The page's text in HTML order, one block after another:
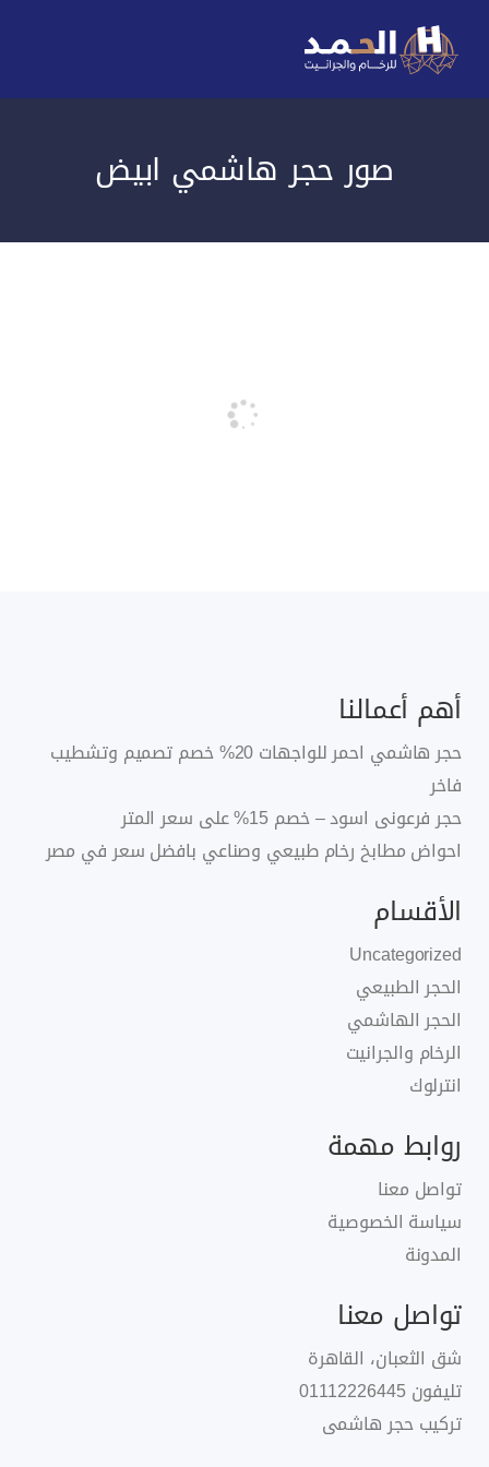
صور حجر هاشمي ابيض
أهم أعمالنا
حجر هاشمي احمر للواجهات 20% خصم تصميم وتشطيب
فاخر
حجر فرعونى اسود – خصم 15% على سعر المتر
احواض مطابخ رخام طبيعي وصناعي بافضل سعر في مصر
الأقسام
Uncategorized
الحجر الطبيعي
الحجر الهاشمي
الرخام والجرانيت
انترلوك
روابط مهمة
تواصل معنا
سياسة الخصوصية
المدونة
تواصل معنا
شق الثعبان، القاهرة
تليفون01112226445
تركيب حجر هاشمى